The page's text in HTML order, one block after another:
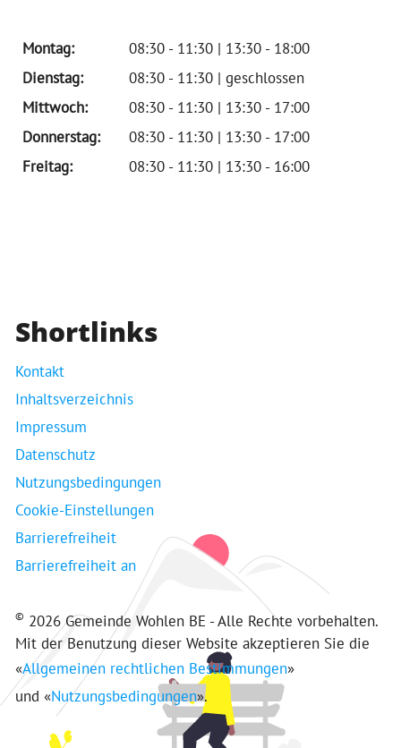
Montag:
08:30 - 11:30 | 13:30 - 18:00
Dienstag:
08:30 - 11:30 | geschlossen
Mittwoch:
08:30 - 11:30 | 13:30 - 17:00
Donnerstag:
08:30 - 11:30 | 13:30 - 17:00
Freitag:
08:30 - 11:30 | 13:30 - 16:00
Shortlinks
Kontakt
Inhaltsverzeichnis
Impressum
Datenschutz
Nutzungsbedingungen
Cookie-Einstellungen
Barrierefreiheit
Barrierefreiheit an
© 2026 Gemeinde Wohlen BE - Alle Rechte vorbehalten.
Mit der Benutzung dieser Website akzeptieren Sie die
«Allgemeinen rechtlichen Bestimmungen»
und «Nutzungsbedingungen».